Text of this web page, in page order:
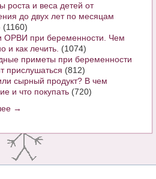
роста и веса детей от
до двух лет по месяцам
(1160)
ОРВИ при беременности. Чем
и как лечить. (1074)
приметы при беременности
прислушаться (812)
сырный продукт? В чем
и что покупать (720)
→